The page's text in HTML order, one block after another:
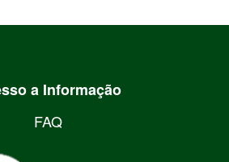
a Informação
FAQ